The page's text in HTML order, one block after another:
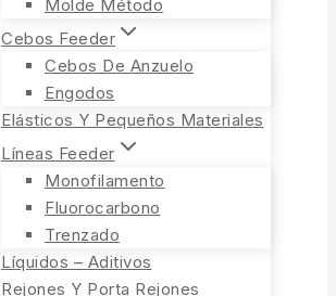
Molde Método
Cebos Feeder
Cebos De Anzuelo
Engodos
Elásticos Y Pequeños Materiales
Líneas Feeder
Monofilamento
Fluorocarbono
Trenzado
Líquidos – Aditivos
Rejones Y Porta Rejones